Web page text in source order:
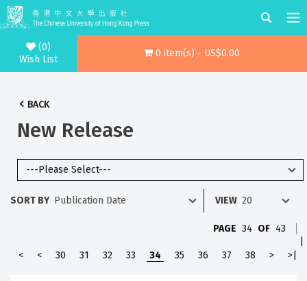
(0)
Wish List
0 item(s) - US$0.00
BACK
New Release
SORT BY VIEW
PAGE 34 OF 43
<
< 30 31 32 33 34 35 36 37 38 > >|